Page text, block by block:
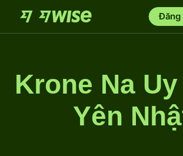
Đăng
Krone Na
Yên